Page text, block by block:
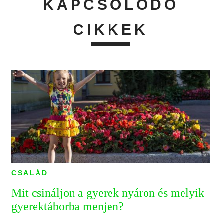
KAPCSOLÓDÓ
CIKKEK
CSALÁD
Mit csináljon a gyerek nyáron és melyik
gyerektáborba menjen?